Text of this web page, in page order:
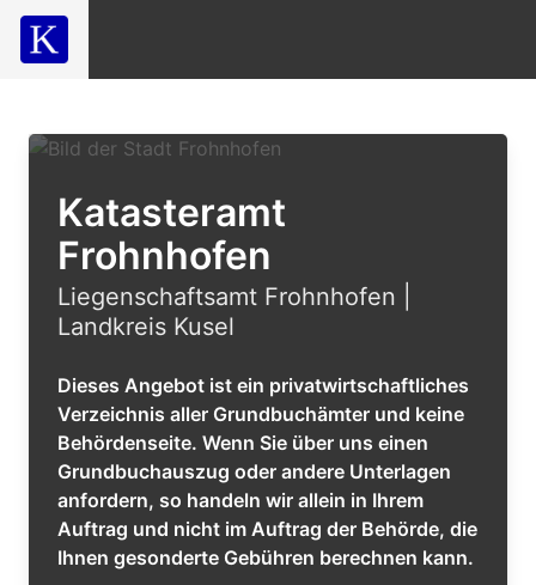
Katasteramt
Frohnhofen
Liegenschaftsamt Frohnhofen |
Landkreis Kusel
Dieses Angebot ist ein privatwirtschaftliches
Verzeichnis aller Grundbuchämter und keine
Behördenseite. Wenn Sie über uns einen
Grundbuchauszug oder andere Unterlagen
anfordern, so handeln wir allein in Ihrem
Auftrag und nicht im Auftrag der Behörde, die
Ihnen gesonderte Gebühren berechnen kann.